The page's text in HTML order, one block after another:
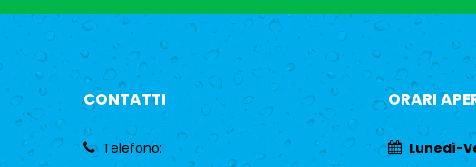
CONTATTI
Telefono:
ORARI
Lunedì-